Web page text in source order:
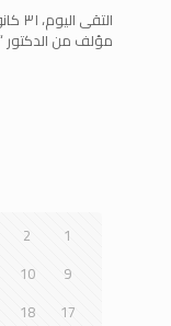
مؤلف من الدكتور
1
2
9
10
17
18